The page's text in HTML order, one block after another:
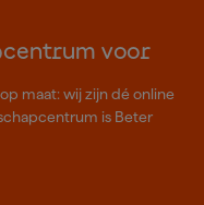
voor
maat: wij zijn dé online
is Beter